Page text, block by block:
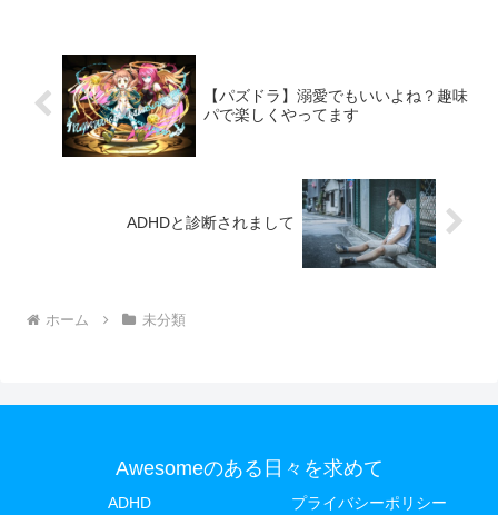
【パズドラ】溺愛でもいいよね？趣味
パで楽しくやってます
ADHDと診断されまして
ホーム 未分類
Awesomeのある日々を求めて
ADHD プライバシーポリシー